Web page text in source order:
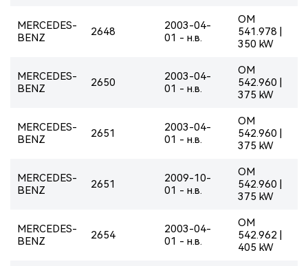
MERCEDES-
BENZ
2648
2003-04-
01 - н.в.
OM
541.978 |
350 kW
MERCEDES-
BENZ
2650
2003-04-
01 - н.в.
OM
542.960 |
375 kW
MERCEDES-
BENZ
2651
2003-04-
01 - н.в.
OM
542.960 |
375 kW
MERCEDES-
BENZ
2651
2009-10-
01 - н.в.
OM
542.960 |
375 kW
MERCEDES-
BENZ
2654
2003-04-
01 - н.в.
OM
542.962 |
405 kW